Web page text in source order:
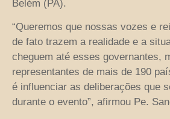
Belém (PA).
“Queremos que nossas vozes e
de fato trazem a realidade e a
cheguem até esses governantes,
representantes de mais de 190
é influenciar as deliberações que
durante o evento”, afirmou Pe.